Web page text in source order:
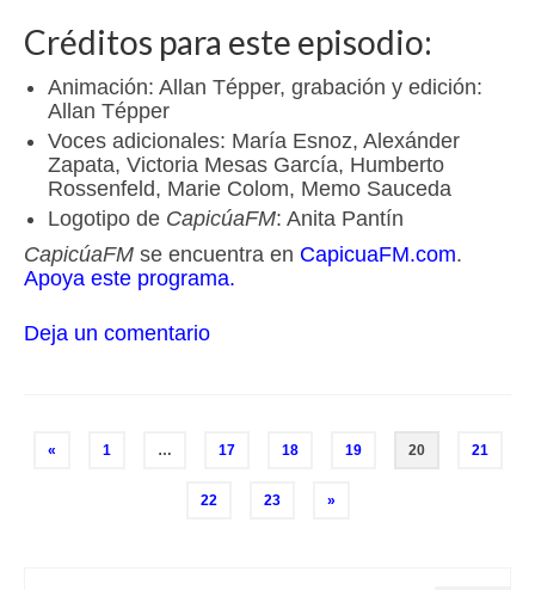
Créditos para este episodio:
Animación: Allan Tépper, grabación y edición:
Allan Tépper
Voces adicionales: María Esnoz, Alexánder
Zapata, Victoria Mesas García, Humberto
Rossenfeld, Marie Colom, Memo Sauceda
Logotipo de CapicúaFM: Anita Pantín
CapicúaFM se encuentra en CapicuaFM.com.
Apoya este programa.
Deja un comentario
Paginación
« 1 … 17 18 19 20 21
22 23 »